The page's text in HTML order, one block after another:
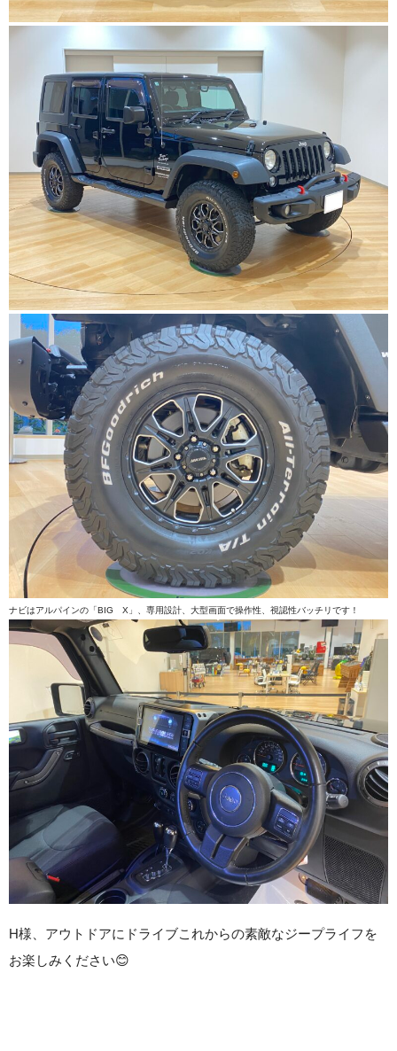
ナビはアルパインの「BIG X」、専用設計、大型画面で操作性、視認性バッチリです！
H様、アウトドアにドライブこれからの素敵なジープライフを
お楽しみください😊